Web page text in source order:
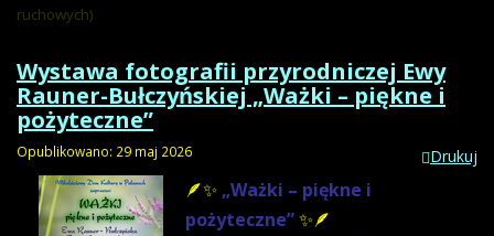
ruchowych)
Wystawa fotografii przyrodniczej Ewy
Rauner-Bułczyńskiej „Ważki – piękne i
pożyteczne”
Drukuj
Opublikowano: 29 maj 2026
🪶✨ „Ważki – piękne i
pożyteczne”✨🪶